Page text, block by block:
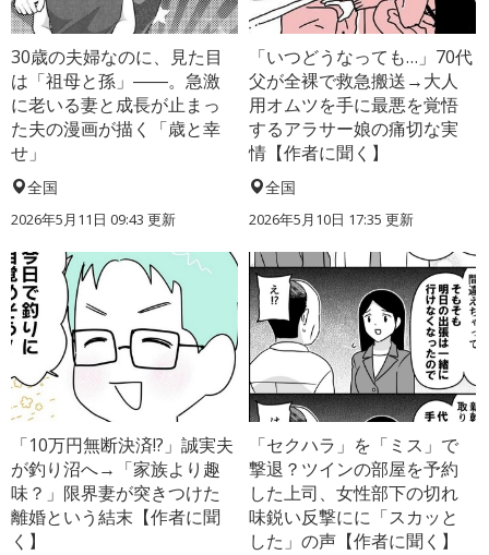
30歳の夫婦なのに、見た目
は「祖母と孫」――。急激
に老いる妻と成長が止まっ
た夫の漫画が描く「歳と幸
せ」
全国
2026年5月11日 09:43 更新
「いつどうなっても…」70代
父が全裸で救急搬送→大人
用オムツを手に最悪を覚悟
するアラサー娘の痛切な実
情【作者に聞く】
全国
2026年5月10日 17:35 更新
「10万円無断決済!?」誠実夫
が釣り沼へ→「家族より趣
味？」限界妻が突きつけた
離婚という結末【作者に聞
く】
「セクハラ」を「ミス」で
撃退？ツインの部屋を予約
した上司、女性部下の切れ
味鋭い反撃にに「スカッと
した」の声【作者に聞く】